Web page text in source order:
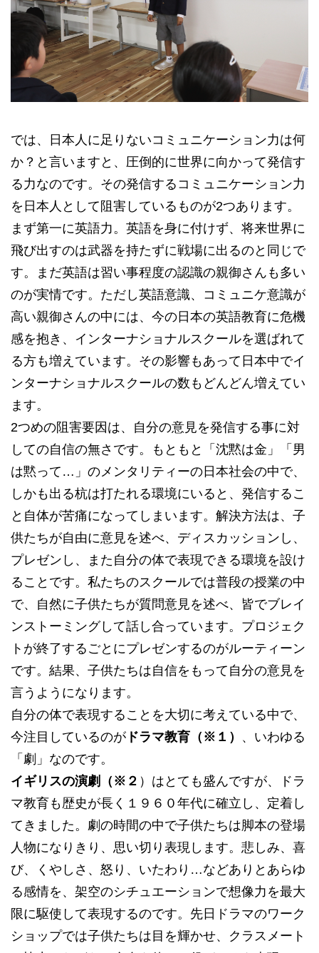
では、日本人に足りないコミュニケーション力は何
か？と言いますと、圧倒的に世界に向かって発信す
る力なのです。その発信するコミュニケーション力
を日本人として阻害しているものが2つあります。
まず第一に英語力。英語を身に付けず、将来世界に
飛び出すのは武器を持たずに戦場に出るのと同じで
す。まだ英語は習い事程度の認識の親御さんも多い
のが実情です。ただし英語意識、コミュニケ意識が
高い親御さんの中には、今の日本の英語教育に危機
感を抱き、インターナショナルスクールを選ばれて
る方も増えています。その影響もあって日本中でイ
ンターナショナルスクールの数もどんどん増えてい
ます。
2つめの阻害要因は、自分の意見を発信する事に対
しての自信の無さです。もともと「沈黙は金」「男
は黙って…」のメンタリティーの日本社会の中で、
しかも出る杭は打たれる環境にいると、発信するこ
と自体が苦痛になってしまいます。解決方法は、子
供たちが自由に意見を述べ、ディスカッションし、
プレゼンし、また自分の体で表現できる環境を設け
ることです。私たちのスクールでは普段の授業の中
で、自然に子供たちが質問意見を述べ、皆でブレイ
ンストーミングして話し合っています。プロジェク
トが終了するごとにプレゼンするのがルーティーン
です。結果、子供たちは自信をもって自分の意見を
言うようになります。
自分の体で表現することを大切に考えている中で、
今注目しているのが ドラマ教育（※１） 、いわゆる
「劇」なのです。
イギリスの演劇（※２ ）はとても盛んですが、ドラ
マ教育も歴史が長く１９６０年代に確立し、定着し
てきました。劇の時間の中で子供たちは脚本の登場
人物になりきり、思い切り表現します。悲しみ、喜
び、くやしさ、怒り、いたわり…などありとあらゆ
る感情を、架空のシチュエーションで想像力を最大
限に駆使して表現するのです。先日ドラマのワーク
ショップでは子供たちは目を輝かせ、クラスメート